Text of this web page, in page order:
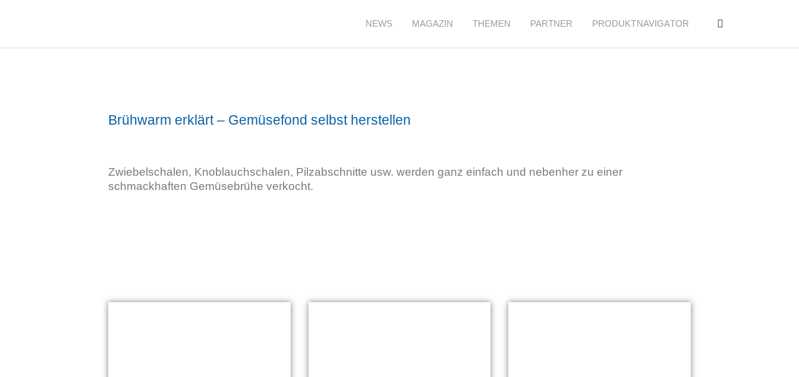
NEWS MAGAZIN THEMEN PARTNER PRODUKTNAVIGATOR
Brühwarm erklärt – Gemüsefond selbst herstellen
Zwiebelschalen, Knoblauchschalen, Pilzabschnitte usw. werden ganz einfach und nebenher zu einer
schmackhaften Gemüsebrühe verkocht.